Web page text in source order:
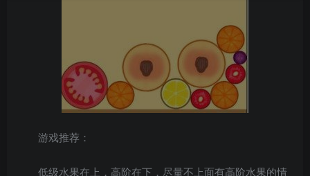
游戏推荐：
低级水果在上，高阶在下，尽量不上面有高阶水果的情